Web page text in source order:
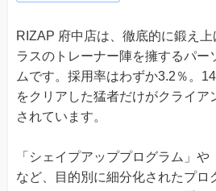
RIZAP 府中店は、徹底的に鍛え
ラスのトレーナー陣を擁するパー
ムです。採用率はわずか3.2％。
をクリアした猛者だけがクライア
されています。
「シェイプアッププログラム」や
など、目的別に細分化されたプロ